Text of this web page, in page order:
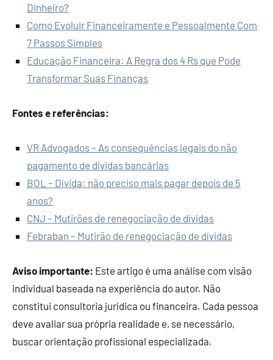
Dinheiro?
Como Evoluir Financeiramente e Pessoalmente Com
7 Passos Simples
Educação Financeira: A Regra dos 4 Rs que Pode
Transformar Suas Finanças
Fontes e referências:
VR Advogados – As consequências legais do não
pagamento de dívidas bancárias
BOL – Dívida: não preciso mais pagar depois de 5
anos?
CNJ – Mutirões de renegociação de dívidas
Febraban – Mutirão de renegociação de dívidas
Aviso importante: Este artigo é uma análise com visão
individual baseada na experiência do autor. Não
constitui consultoria jurídica ou financeira. Cada pessoa
deve avaliar sua própria realidade e, se necessário,
buscar orientação profissional especializada.